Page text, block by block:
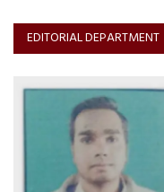
EDITORIAL DEPARTMENT